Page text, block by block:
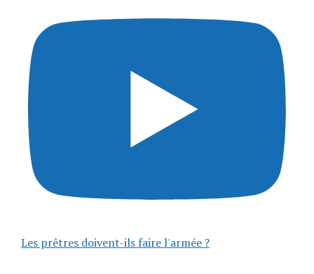
Les prêtres doivent-ils faire l'armée ?